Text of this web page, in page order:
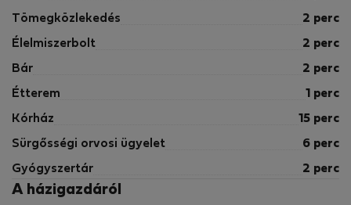
Tömegközlekedés 2 perc
Élelmiszerbolt 2 perc
Bár 2 perc
Étterem 1 perc
Kórház 15 perc
Sürgősségi orvosi ügyelet 6 perc
Gyógyszertár 2 perc
A házigazdáról